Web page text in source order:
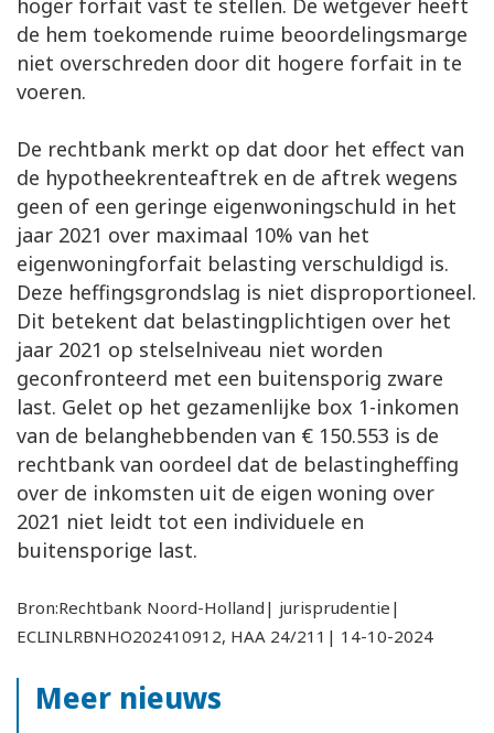
hoger forfait vast te stellen. De wetgever heeft
de hem toekomende ruime beoordelingsmarge
niet overschreden door dit hogere forfait in te
voeren.
De rechtbank merkt op dat door het effect van
de hypotheekrenteaftrek en de aftrek wegens
geen of een geringe eigenwoningschuld in het
jaar 2021 over maximaal 10% van het
eigenwoningforfait belasting verschuldigd is.
Deze heffingsgrondslag is niet disproportioneel.
Dit betekent dat belastingplichtigen over het
jaar 2021 op stelselniveau niet worden
geconfronteerd met een buitensporig zware
last. Gelet op het gezamenlijke box 1-inkomen
van de belanghebbenden van € 150.553 is de
rechtbank van oordeel dat de belastingheffing
over de inkomsten uit de eigen woning over
2021 niet leidt tot een individuele en
buitensporige last.
Bron:Rechtbank Noord-Holland| jurisprudentie|
ECLINLRBNHO202410912, HAA 24/211| 14-10-2024
Meer nieuws